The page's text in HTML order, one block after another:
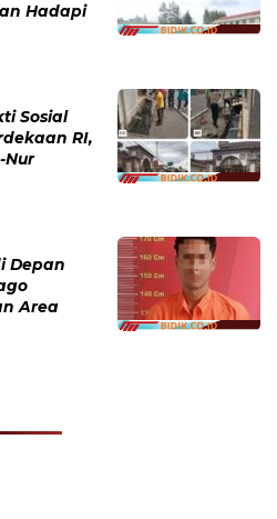
Hadapi
Sosial
RI,
Nur
Depan
Area